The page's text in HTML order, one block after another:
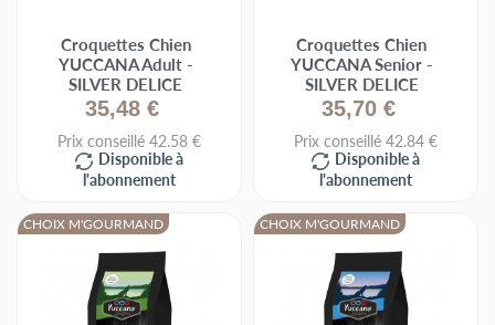
Croquettes Chien
YUCCANA Adult -
SILVER DELICE
35,48 €
Prix conseillé 42.58 €
Disponible à
l'abonnement
Croquettes Chien
YUCCANA Senior -
SILVER DELICE
35,70 €
Prix conseillé 42.84 €
Disponible à
l'abonnement
CHOIX M'GOURMAND CHOIX M'GOURMAND